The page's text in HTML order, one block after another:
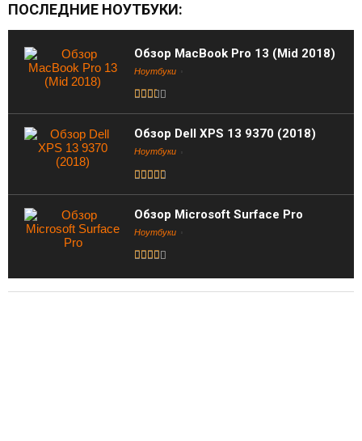
ПОСЛЕДНИЕ НОУТБУКИ:
Обзор MacBook Pro 13 (Mid 2018)
Ноутбуки
Обзор Dell XPS 13 9370 (2018)
Ноутбуки
Обзор Microsoft Surface Pro
Ноутбуки